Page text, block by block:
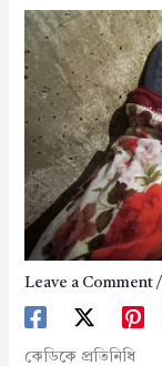
Leave a Comment
কেডিকে প্রতিনিধি